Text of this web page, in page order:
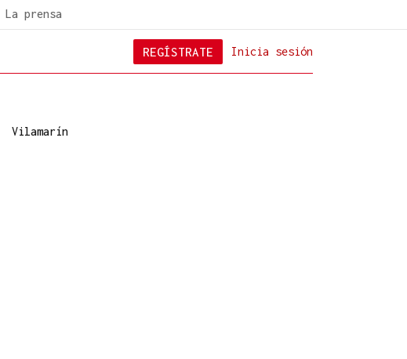
La prensa
Inicia sesión
REGÍSTRATE
Vilamarín